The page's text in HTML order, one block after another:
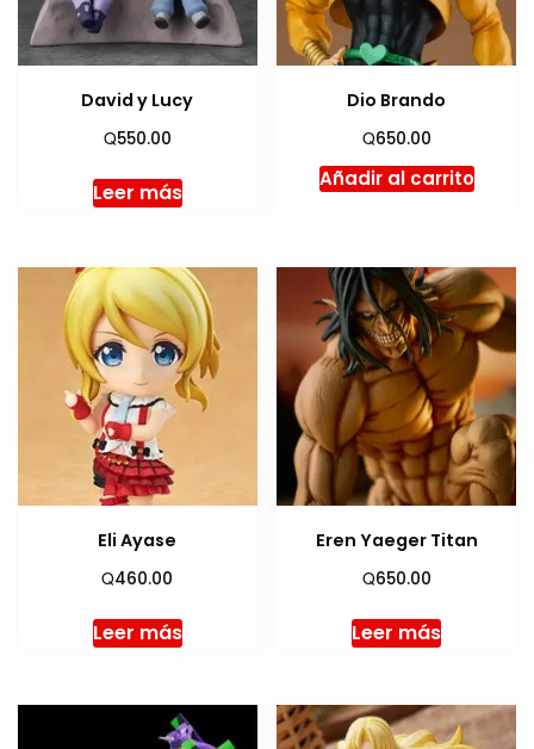
David y Lucy
Q550.00
Leer más
Dio Brando
Q650.00
Añadir al carrito
Eli Ayase
Q460.00
Leer más
Eren Yaeger Titan
Q650.00
Leer más